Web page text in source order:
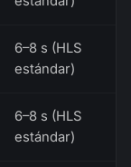
6–8 s (HLS
estándar)
6–8 s (HLS
estándar)